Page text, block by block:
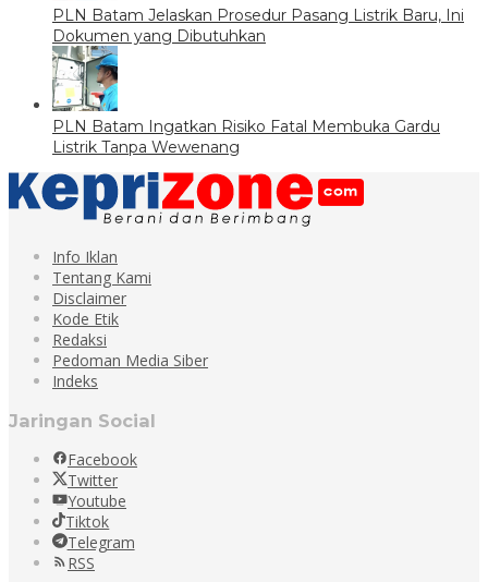
PLN Batam Jelaskan Prosedur Pasang Listrik Baru, Ini
Dokumen yang Dibutuhkan
PLN Batam Ingatkan Risiko Fatal Membuka Gardu
Listrik Tanpa Wewenang
Info Iklan
Tentang Kami
Disclaimer
Kode Etik
Redaksi
Pedoman Media Siber
Indeks
Jaringan Social
Facebook
Twitter
Youtube
Tiktok
Telegram
RSS